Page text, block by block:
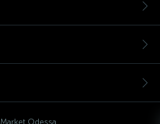
Market Odessa